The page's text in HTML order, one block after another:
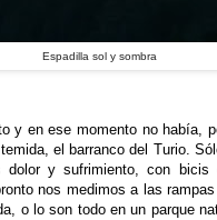
Espadilla sol y sombra
y en ese momento no había,
el barranco del Turio.
dolor y sufrimiento, con
nos medimos a las
o lo son todo en un parque